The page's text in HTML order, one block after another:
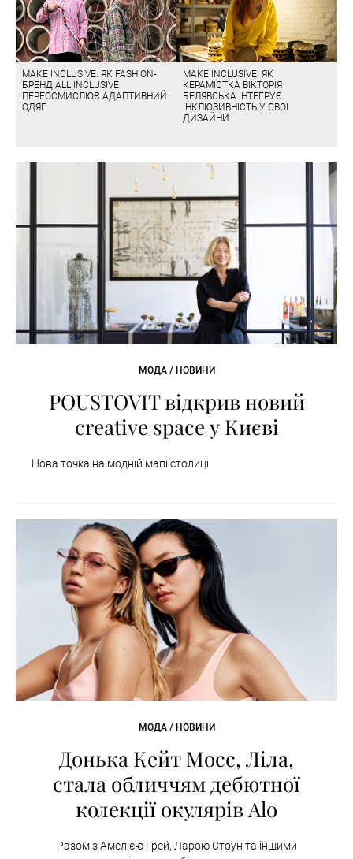
MAKE INCLUSIVE: ЯК FASHION-
БРЕНД ALL INCLUSIVE
ПЕРЕОСМИСЛЮЄ АДАПТИВНИЙ
ОДЯГ
MAKE INCLUSIVE: ЯК
КЕРАМІСТКА ВІКТОРІЯ
БЕЛЯВСЬКА ІНТЕГРУЄ
ІНКЛЮЗИВНІСТЬ У СВОЇ
ДИЗАЙНИ
МОДА / НОВИНИ
POUSTOVIT відкрив новий
creative space у Києві
Нова точка на модній мапі столиці
МОДА / НОВИНИ
Донька Кейт Мосс, Ліла,
стала обличчям дебютної
колекції окулярів Alo
Разом з Амелією Грей, Ларою Стоун та іншими